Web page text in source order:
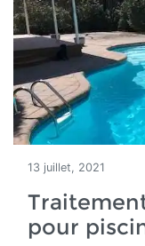
13 juillet, 2021
pour